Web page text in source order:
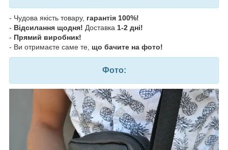
- Чудова якість товару, гарантія 100%!
- Відсилання щодня! Доставка 1-2 дні!
- Прямий виробник!
- Ви отримаєте саме те, що бачите на фото!
Фото: